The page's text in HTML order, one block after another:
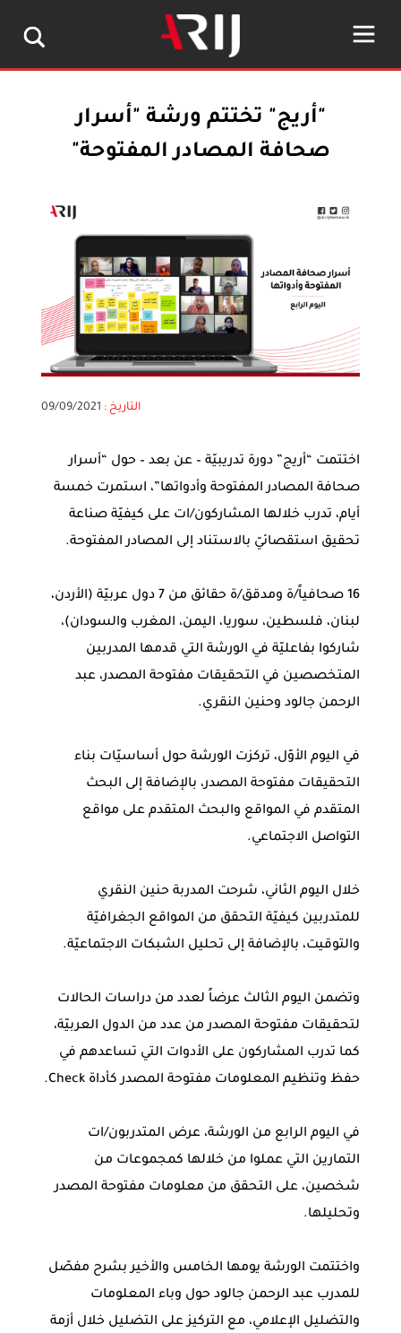
"أريج" تختتم ورشة "أسرار
صحافة المصادر المفتوحة"
التاريخ : 09/09/2021
اختتمت “أريج” دورة تدريبيّة – عن بعد – حول “أسرار
صحافة المصادر المفتوحة وأدواتها”، استمرت خمسة
أيام، تدرب خلالها المشاركون/ات على كيفيّة صناعة
تحقيق استقصائيّ بالاستناد إلى المصادر المفتوحة.
16 صحافياً/ة ومدقق/ة حقائق من 7 دول عربيّة (الأردن،
لبنان، فلسطين، سوريا، اليمن، المغرب والسودان)،
شاركوا بفاعليّة في الورشة التي قدمها المدربين
المتخصصين في التحقيقات مفتوحة المصدر، عبد
الرحمن جالود وحنين النقري.
في اليوم الأوّل، تركزت الورشة حول أساسيّات بناء
التحقيقات مفتوحة المصدر، بالإضافة إلى البحث
المتقدم في المواقع والبحث المتقدم على مواقع
التواصل الاجتماعي.
خلال اليوم الثاني، شرحت المدربة حنين النقري
للمتدربين كيفيّة التحقق من المواقع الجغرافيّة
والتوقيت، بالإضافة إلى تحليل الشبكات الاجتماعيّة.
وتضمن اليوم الثالث عرضاً لعدد من دراسات الحالات
لتحقيقات مفتوحة المصدر من عدد من الدول العربيّة،
كما تدرب المشاركون على الأدوات التي تساعدهم في
حفظ وتنظيم المعلومات مفتوحة المصدر كأداة Check.
في اليوم الرابع من الورشة، عرض المتدربون/ات
التمارين التي عملوا من خلالها كمجموعات من
شخصين، على التحقق من معلومات مفتوحة المصدر
وتحليلها.
واختتمت الورشة يومها الخامس والأخير بشرح مفصّل
للمدرب عبد الرحمن جالود حول وباء المعلومات
والتضليل الإعلامي، مع التركيز على التضليل خلال أزمة